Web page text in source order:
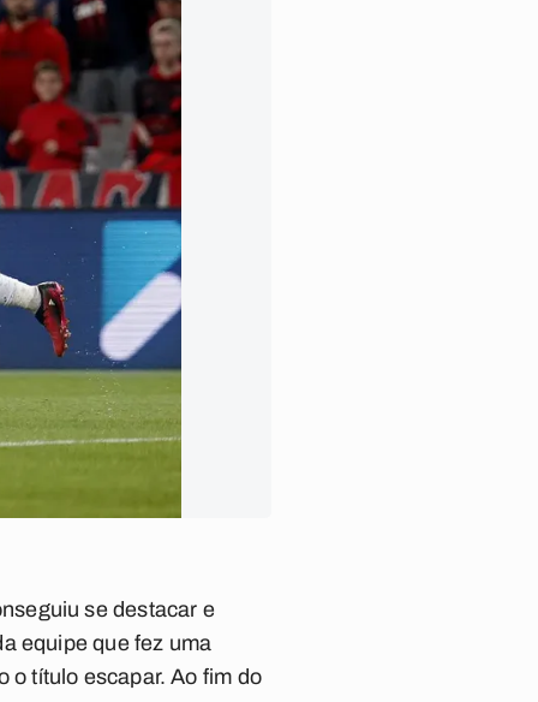
se destacar e
equipe que fez uma
o título escapar. Ao fim do